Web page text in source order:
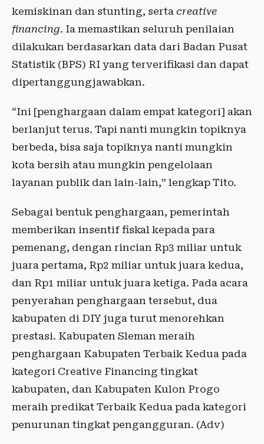
kemiskinan dan stunting, serta creative
financing. Ia memastikan seluruh penilaian
dilakukan berdasarkan data dari Badan Pusat
Statistik (BPS) RI yang terverifikasi dan dapat
dipertanggungjawabkan.
“Ini [penghargaan dalam empat kategori] akan
berlanjut terus. Tapi nanti mungkin topiknya
berbeda, bisa saja topiknya nanti mungkin
kota bersih atau mungkin pengelolaan
layanan publik dan lain-lain,” lengkap Tito.
Sebagai bentuk penghargaan, pemerintah
memberikan insentif fiskal kepada para
pemenang, dengan rincian Rp3 miliar untuk
juara pertama, Rp2 miliar untuk juara kedua,
dan Rp1 miliar untuk juara ketiga. Pada acara
penyerahan penghargaan tersebut, dua
kabupaten di DIY juga turut menorehkan
prestasi. Kabupaten Sleman meraih
penghargaan Kabupaten Terbaik Kedua pada
kategori Creative Financing tingkat
kabupaten, dan Kabupaten Kulon Progo
meraih predikat Terbaik Kedua pada kategori
penurunan tingkat pengangguran. (Adv)